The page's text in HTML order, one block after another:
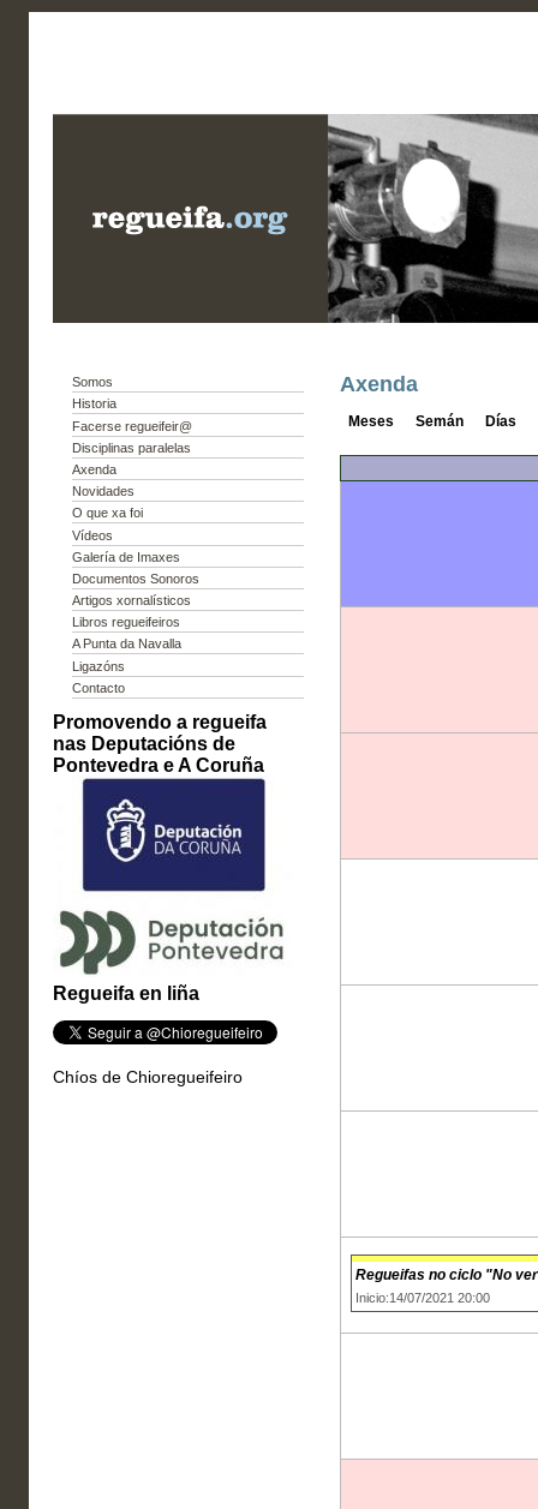
Somos
Historia
Facerse regueifeir@
Disciplinas paralelas
Axenda
Novidades
O que xa foi
Vídeos
Galería de Imaxes
Documentos Sonoros
Artigos xornalísticos
Libros regueifeiros
A Punta da Navalla
Ligazóns
Contacto
Promovendo a regueifa
nas Deputacións de
Pontevedra e A Coruña
Regueifa en liña
Chíos de Chioregueifeiro
Axenda
Meses Semán Días
Regueifas no ciclo "No
Inicio:14/07/2021 20:00